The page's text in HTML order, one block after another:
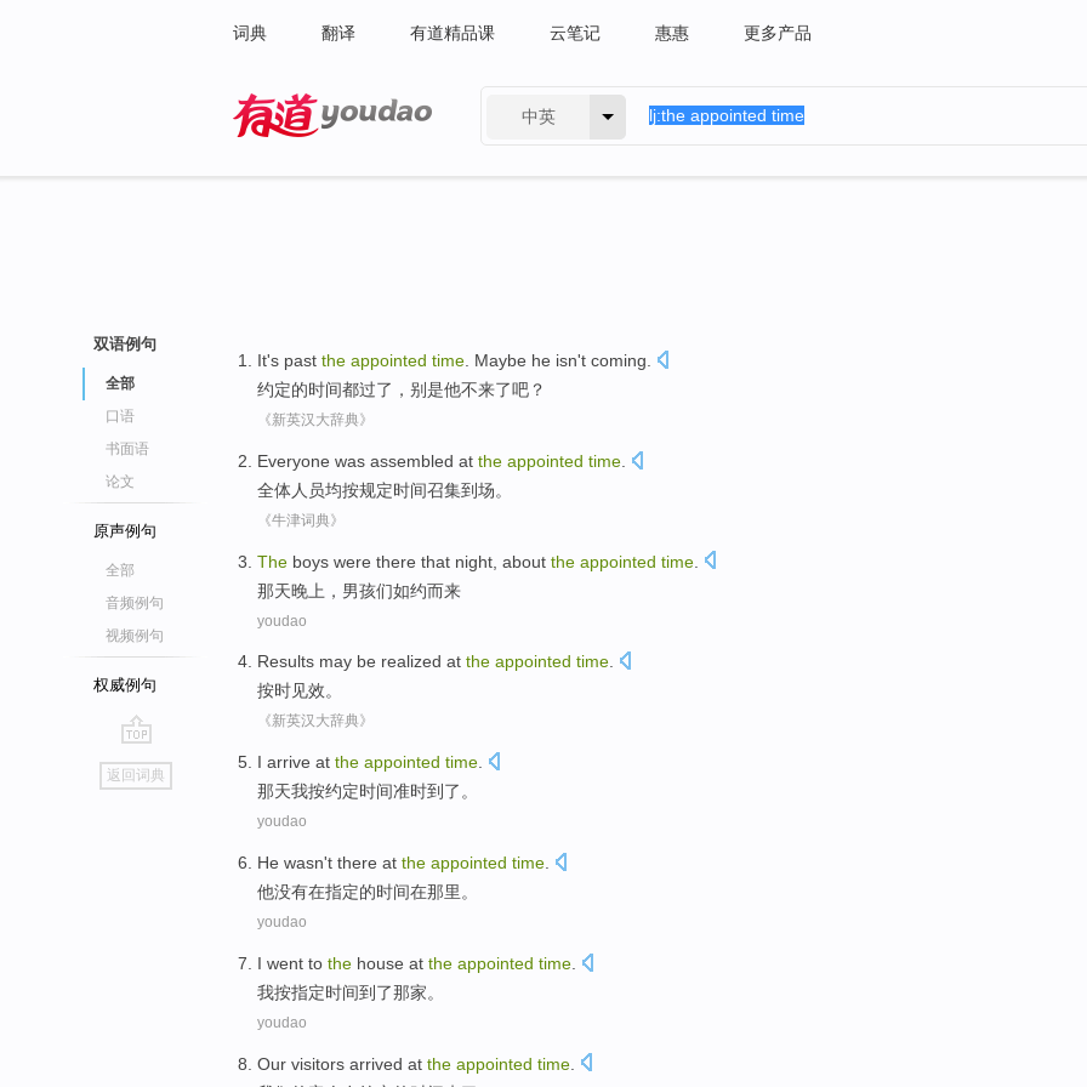
词典 翻译 有道精品课 云笔记 惠惠 更多产品
中英
双语例句
全部
口语
书面语
论文
原声例句
全部
音频例句
视频例句
权威例句
go
top
返回词典
It's past the appointed time . Maybe he isn't coming
约定的时间都过了 ，别是他不来了吧？
《新英汉大辞典》
Everyone was assembled at the appointed time
全体人员均按规定时间召集到场。
《牛津词典》
The boys were there that night , about the appointed time
那天晚上 ， 男孩们如约而来
youdao
Results may be realized at the appointed time.
按时见效。
《新英汉大辞典》
I arrive at the appointed time
那天我按约定时间准时到了。
youdao
He wasn't there at the appointed time
他没有在指定的时间在那里 。
youdao
I went to the house at the appointed time
我按指定时间到了那家。
youdao
Our visitors arrived at the appointed time